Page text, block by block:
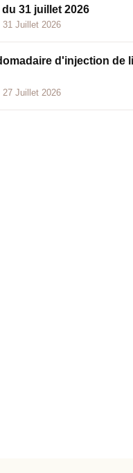
du 31 juillet 2026
Juillet 2026
d'injection de
Juillet 2026